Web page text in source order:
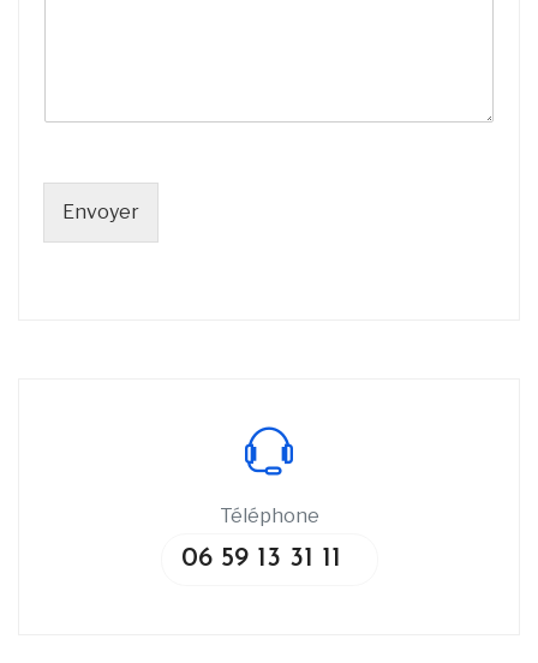
Envoyer
Téléphone
06 59 13 31 11